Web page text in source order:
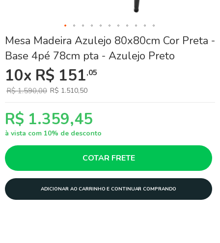
Mesa Madeira Azulejo 80x80cm Cor Preta -
Base 4pé 78cm pta - Azulejo Preto
10x R$ 151,05
R$ 1.590,00 R$ 1.510,50
R$ 1.359,45
à vista com 10% de desconto
COTAR FRETE
ADICIONAR AO CARRINHO E CONTINUAR COMPRANDO
Skip
to
the
of
the
images